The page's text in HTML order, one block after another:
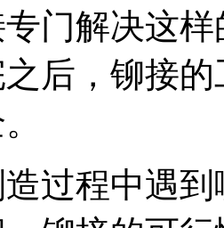
门解决这
后，铆接
过程中遇